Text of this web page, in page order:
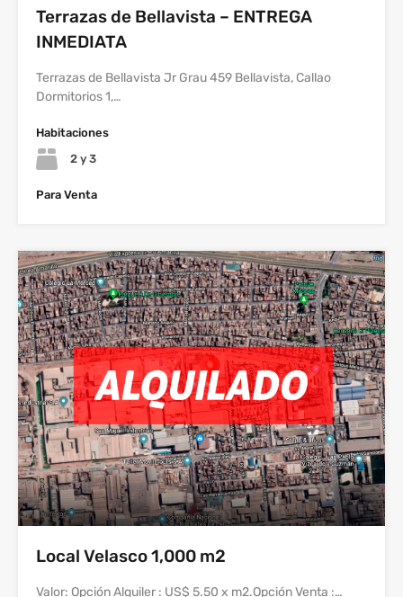
Terrazas de Bellavista – ENTREGA
INMEDIATA
Terrazas de Bellavista Jr Grau 459 Bellavista, Callao
Dormitorios 1,…
Habitaciones
2 y 3
Para Venta
Local Velasco 1,000 m2
Valor: Opción Alquiler : US$ 5.50 x m2.Opción Venta :…